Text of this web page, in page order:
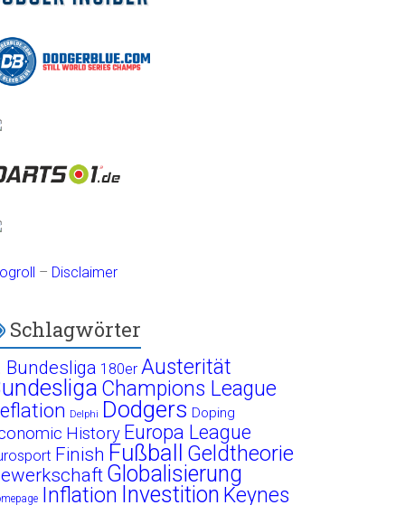
– Disclaimer
Schlagwörter
Bundesliga 180er Austerität
Champions League
Delphi Dodgers Doping
History Europa League
Finish Fußball Geldtheorie
Globalisierung
Inflation Investition Keynes